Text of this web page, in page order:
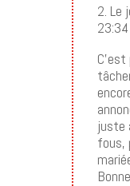
2. Le
juste
fous,